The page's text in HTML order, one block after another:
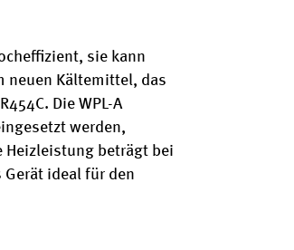
sie kann
neuen Kältemittel, das
Die WPL-A
werden,
beträgt bei
ideal für den